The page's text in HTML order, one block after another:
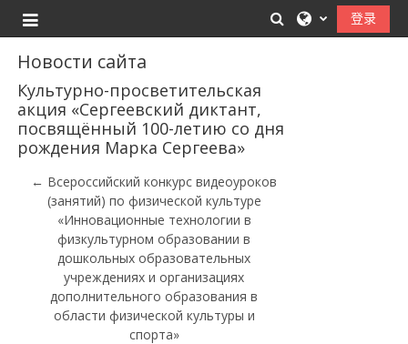
停靠面板
切换搜索输入
登录
Новости сайта
Культурно-просветительская
акция «Сергеевский диктант,
посвящённый 100-летию со дня
рождения Марка Сергеева»
← Всероссийский конкурс видеоуроков
(занятий) по физической культуре
«Инновационные технологии в
физкультурном образовании в
дошкольных образовательных
учреждениях и организациях
дополнительного образования в
области физической культуры и
спорта»